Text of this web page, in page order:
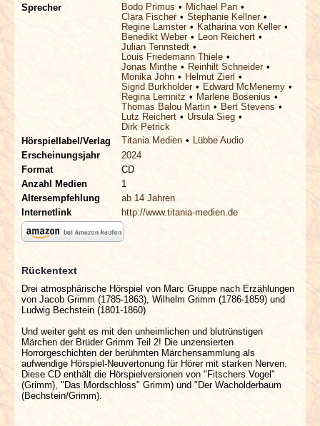
ARCHIV
Sprecher
Bodo Primus
Michael Pan
Clara Fischer
Stephanie Kellner
Regine Lamster
Katharina von Keller
Benedikt Weber
Leon Reichert
Julian Tennstedt
Louis Friedemann Thiele
Jonas Minthe
Reinhilt Schneider
Monika John
Helmut Zierl
Sigrid Burkholder
Edward McMenemy
Regina Lemnitz
Marlene Bosenius
Thomas Balou Martin
Bert Stevens
Lutz Reichert
Ursula Sieg
Dirk Petrick
Hörspiellabel/Verlag
Titania Medien
Lübbe Audio
Erscheinungsjahr
2024
Format
CD
Anzahl Medien
1
Altersempfehlung
ab 14 Jahren
Internetlink
http://www.titania-medien.de
Rückentext
Drei atmosphärische Hörspiel von Marc Gruppe nach Erzählungen
von Jacob Grimm (1785-1863), Wilhelm Grimm (1786-1859) und
Ludwig Bechstein (1801-1860)
Und weiter geht es mit den unheimlichen und blutrünstigen
Märchen der Brüder Grimm Teil 2! Die unzensierten
Horrorgeschichten der berühmten Märchensammlung als
aufwendige Hörspiel-Neuvertonung für Hörer mit starken Nerven.
Diese CD enthält die Hörspielversionen von "Fitschers Vogel"
(Grimm), "Das Mordschloss" Grimm) und "Der Wacholderbaum
(Bechstein/Grimm).